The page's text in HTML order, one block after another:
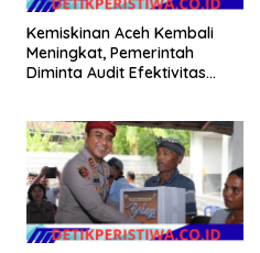
Kemiskinan Aceh Kembali
Meningkat, Pemerintah
Diminta Audit Efektivitas